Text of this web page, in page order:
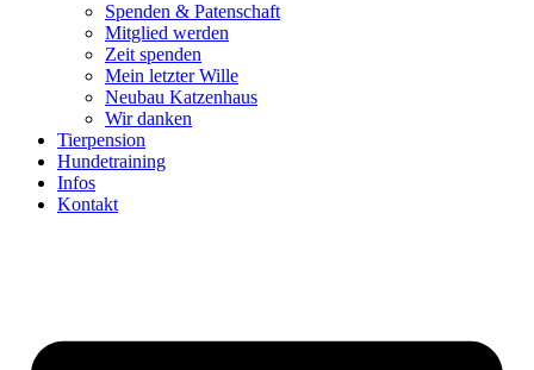
Spenden & Patenschaft
Mitglied werden
Zeit spenden
Mein letzter Wille
Neubau Katzenhaus
Wir danken
Tierpension
Hundetraining
Infos
Kontakt